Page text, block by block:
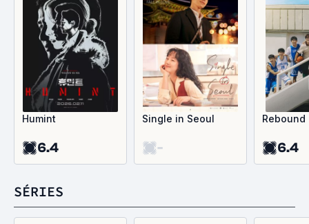
Humint
6.4
Single in Seoul
-
Rebound
6.4
SÉRIES